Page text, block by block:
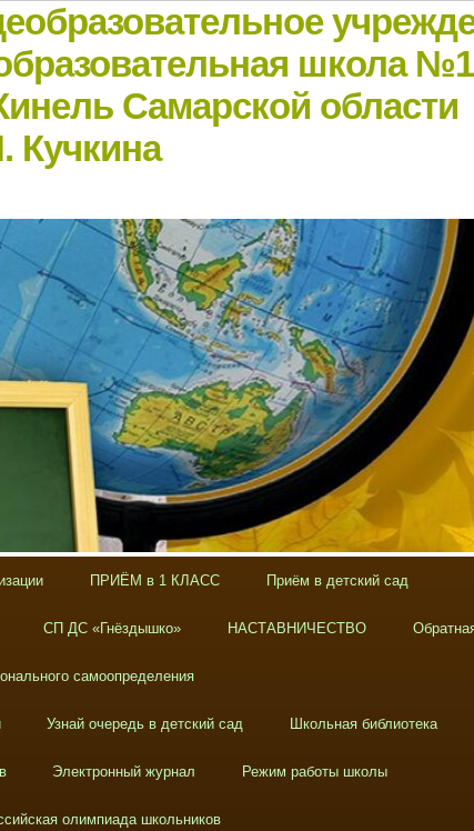
школа №1
Самарской области
Кучкина
ПРИЁМ в 1 КЛАСС Приём в детский сад
СП ДС «Гнёздышко» НАСТАВНИЧЕСТВО
самоопределения
Узнай очередь в детский сад Школьная библиотека
Электронный журнал Режим работы школы
олимпиада школьников